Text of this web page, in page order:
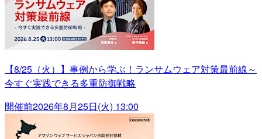
【8/25（火）】事例から学ぶ！ランサムウェア対策最前線～
今すぐ実践できる多重防御戦略
開催前2026年8月25日(火) 13:00